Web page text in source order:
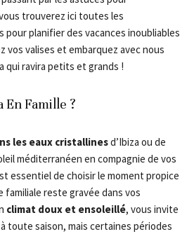
trouverez ici toutes les
planifier des vacances inoubliables
vos valises et embarquez avec nous
qui ravira petits et grands !
En Famille ?
les eaux cristallinesd’Ibiza ou de
méditerranéen en compagnie de vos
essentiel de choisir le moment propice
reste gravée dans vos
climat doux et ensoleillé, vous invite
toute saison, mais certaines périodes